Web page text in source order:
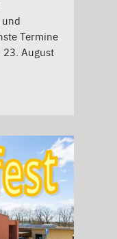
Termine
23. August